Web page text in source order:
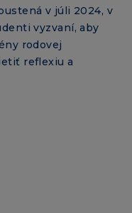
v júli 2024, v
vyzvaní, aby
rodovej
reflexiu a